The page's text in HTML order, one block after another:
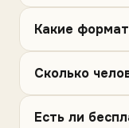
Какие
Сколько
Есть ли